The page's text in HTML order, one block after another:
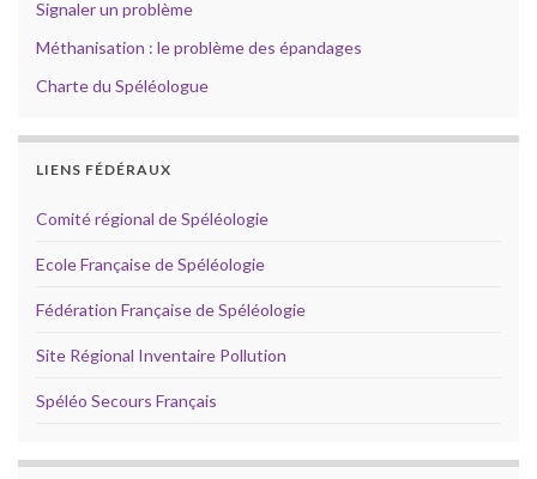
Signaler un problème
Méthanisation : le problème des épandages
Charte du Spéléologue
LIENS FÉDÉRAUX
Comité régional de Spéléologie
Ecole Française de Spéléologie
Fédération Française de Spéléologie
Site Régional Inventaire Pollution
Spéléo Secours Français